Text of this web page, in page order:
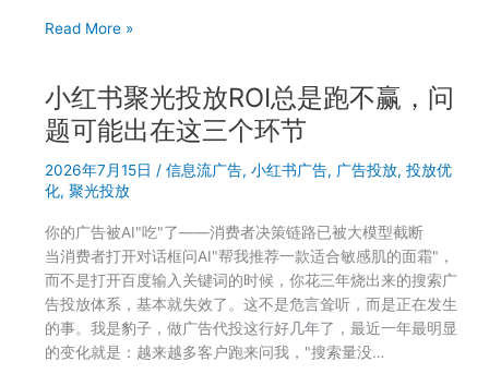
小
聚
光
线
索
获
笔
记
推
广
和
落
Read More »
小红书聚光投放ROI总是跑不赢，问
题可能出在这三个环节
2026年7月15日 / 信息流广告, 小红书广告, 广告投放, 投放优
化, 聚光投放
你的广告被AI"吃"了——消费者决策链路已被大模型截断
当消费者打开对话框问AI"帮我推荐一款适合敏感肌的面霜"，
而不是打开百度输入关键词的时候，你花三年烧出来的搜索广
告投放体系，基本就失效了。这不是危言耸听，而是正在发生
的事。我是豹子，做广告代投这行好几年了，最近一年最明显
的变化就是：越来越多客户跑来问我，"搜索量没…